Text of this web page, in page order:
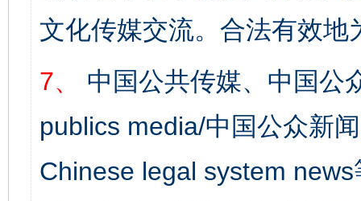
文化传媒交流。合法有效地
7、
中国公共传媒、中国公
publics media/中国公众新
Chinese legal system